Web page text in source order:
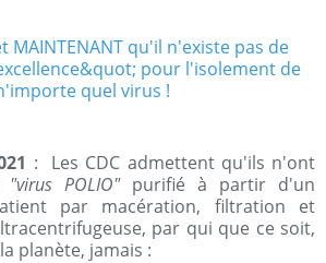
: Les CDC admettent qu'ils n'ont
"virus POLIO" purifié à partir d'un
par macération, filtration et
par qui que ce soit,
planète, jamais :